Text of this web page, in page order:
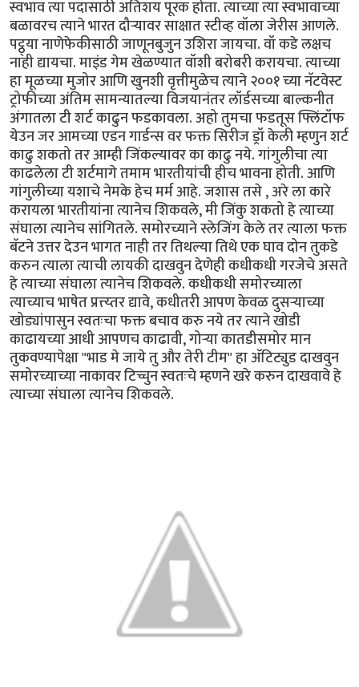
स्वभाव त्या पदासाठी अतिशय पूरक होता. त्याच्या त्या स्वभावाच्या
बळावरच त्याने भारत दौर्‍यावर साक्षात स्टीव्ह वॉला जेरीस आणले.
पट्ठ्या नाणेफेकीसाठी जाणूनबुजुन उशिरा जायचा. वॉ कडे लक्षच
नाही द्यायचा. माइंड गेम खेळण्यात वॉशी बरोबरी करायचा. त्याच्या
हा मूळच्या मुजोर आणि खुनशी वृत्तीमुळेच त्याने २००१ च्या नॅटवेस्ट
ट्रोफीच्या अंतिम सामन्यातल्या विजयानंतर लॉर्डसच्या बाल्कनीत
अंगातला टी शर्ट काढुन फडकावला. अहो तुमचा फडतूस फ्लिंटॉफ
येउन जर आमच्या एडन गार्डन्स वर फक्त सिरीज ड्रॉ केली म्हणुन शर्ट
काढु शकतो तर आम्ही जिंकल्यावर का काढु नये. गांगुलीचा त्या
काढलेला टी शर्टमागे तमाम भारतीयांची हीच भावना होती. आणि
गांगुलीच्या यशाचे नेमके हेच मर्म आहे. जशास तसे , अरे ला कारे
करायला भारतीयांना त्यानेच शिकवले, मी जिंकु शकतो हे त्याच्या
संघाला त्यानेच सांगितले. समोरच्याने स्लेजिंग केले तर त्याला फक्त
बॅटने उत्तर देउन भागत नाही तर तिथल्या तिथे एक घाव दोन तुकडे
करुन त्याला त्याची लायकी दाखवुन देणेही कधीकधी गरजेचे असते
हे त्याच्या संघाला त्यानेच शिकवले. कधीकधी समोरच्याला
त्याच्याच भाषेत प्रत्त्य्तर द्यावे, कधीतरी आपण केवळ दुसर्‍याच्या
खोड्यांपासुन स्वतःचा फक्त बचाव करु नये तर त्याने खोडी
काढायच्या आधी आपणच काढावी, गोर्‍या कातडीसमोर मान
तुकवण्यापेक्षा "भाड मे जाये तु और तेरी टीम" हा अ‍ॅटिट्युड दाखवुन
समोरच्याच्या नाकावर टिच्चुन स्वतःचे म्हणने खरे करुन दाखवावे हे
त्याच्या संघाला त्यानेच शिकवले.